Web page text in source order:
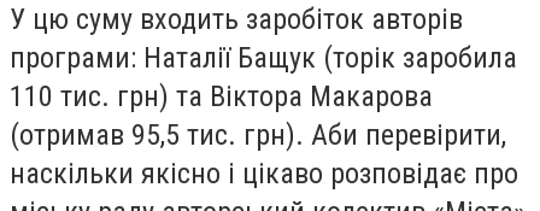
У цю суму входить заробіток авторів
програми: Наталії Бащук (торік заробила
110 тис. грн) та Віктора Макарова
(отримав 95,5 тис. грн). Аби перевірити,
наскільки якісно і цікаво розповідає про